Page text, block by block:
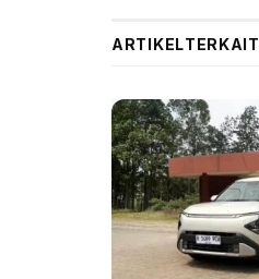
ARTIKELTERKAIT